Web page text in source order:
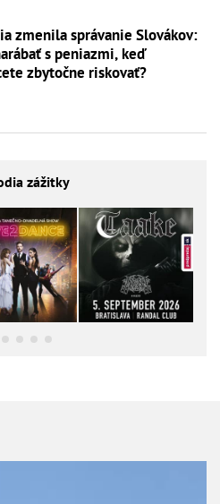
zmenila správanie Slovákov:
s peniazmi, keď
zbytočne riskovať?
zážitky